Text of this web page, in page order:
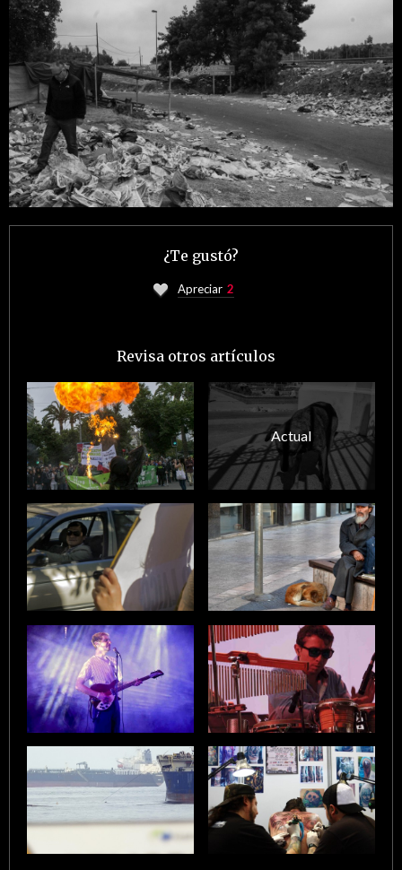
¿Te gustó?
Apreciar 2
Revisa otros artículos
Actual